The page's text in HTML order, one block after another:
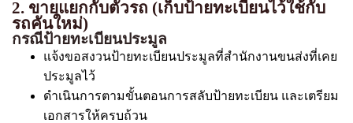
2. ขายแยกกับตัวรถ (เก็บป้ายทะเบียนไว้ใช้กับ
รถคันใหม่)
กรณีป้ายทะเบียนประมูล
แจ้งขอสงวนป้ายทะเบียนประมูลที่สำนักงานขนส่งที่เคย
ประมูลไว้
ดำเนินการตามขั้นตอนการสลับป้ายทะเบียน และเตรียม
เอกสารให้ครบถ้วน